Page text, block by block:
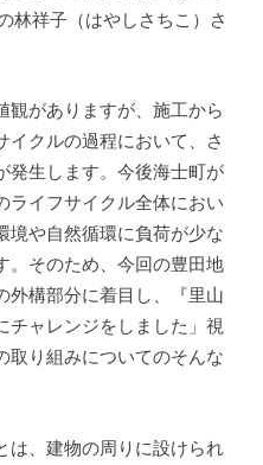
林祥子（はやしさちこ）さ
観がありますが、施工から
イクルの過程において、さ
発生します。今後海士町が
ライフサイクル全体におい
境や自然循環に負荷が少な
。そのため、今回の豊田地
外構部分に着目し、『里山
チャレンジをしました」視
取り組みについてのそんな
は、建物の周りに設けられ